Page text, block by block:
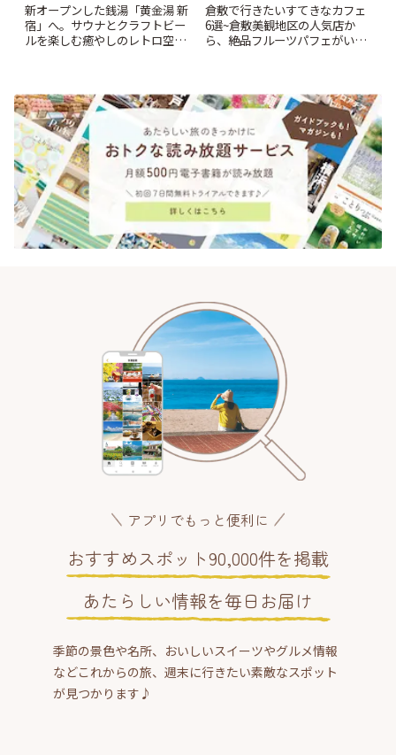
新オープンした銭湯「黄金湯 新
宿」へ。サウナとクラフトビー
ルを楽しむ癒やしのレトロ空間
倉敷で行きたいすてきなカフェ
6選~倉敷美観地区の人気店か
ら、絶品フルーツパフェがいた
アプリでもっと便利に
おすすめスポット90,000件を掲載
あたらしい情報を毎日お届け
季節の景色や名所、おいしいスイーツやグルメ情報
などこれからの旅、週末に行きたい素敵なスポット
が見つかります♪